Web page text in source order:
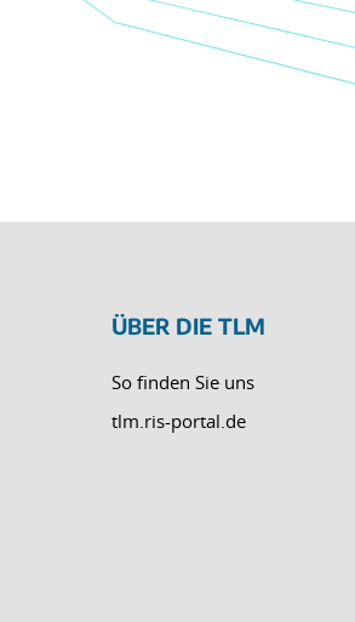
ÜBER DIE TLM
So finden Sie uns
tlm.ris-portal.de